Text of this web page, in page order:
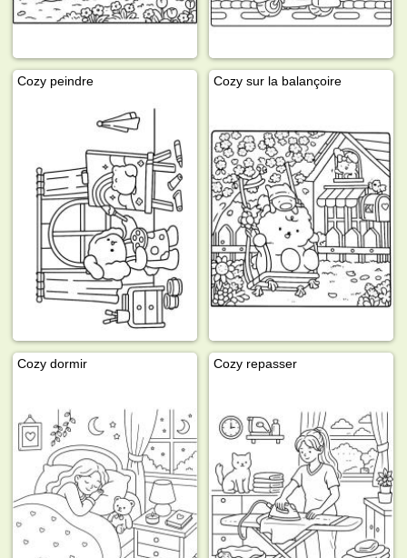
Cozy peindre Cozy sur la balançoire
Cozy dormir Cozy repasser